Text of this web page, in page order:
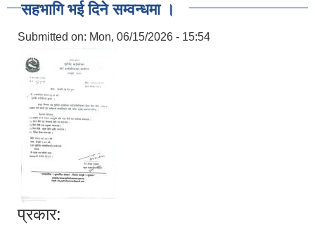
सहभागि भई दिने सम्वन्धमा ।
Submitted on: Mon, 06/15/2026 - 15:54
प्रकार: